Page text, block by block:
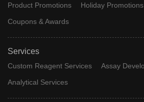
Product Promotions Holiday Promotions
Coupons & Awards
Services
Custom Reagent Services
Assay
Analytical Services